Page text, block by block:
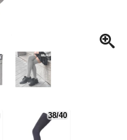
38/40